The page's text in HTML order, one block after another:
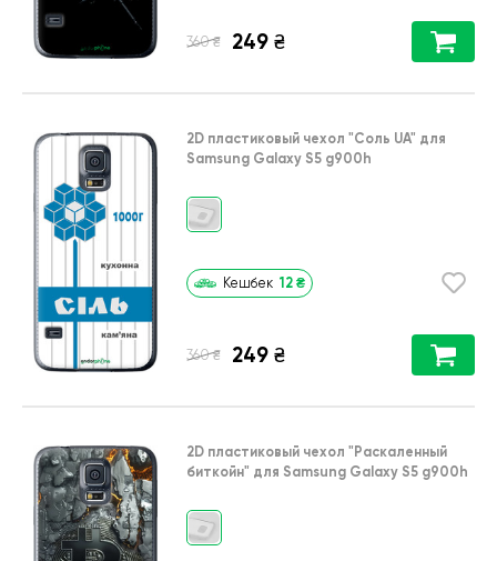
360 ₴ 249 ₴
2D пластиковый чехол "Соль UA" для
Samsung Galaxy S5 g900h
Кешбек 12 ₴
360 ₴ 249 ₴
2D пластиковый чехол "Раскаленный
биткойн" для Samsung Galaxy S5 g900h